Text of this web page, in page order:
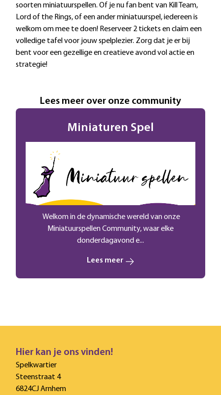
soorten miniatuurspellen. Of je nu fan bent van Kill Team,
Lord of the Rings, of een ander miniatuurspel, iedereen is
welkom om mee te doen! Reserveer 2 tickets en claim een
volledige tafel voor jouw spelplezier. Zorg dat je er bij
bent voor een gezellige en creatieve avond vol actie en
strategie!
Lees meer over onze community
Miniaturen Spel
Welkom in de dynamische wereld van onze
Miniatuurspellen Community, waar elke
donderdagavond e...
Lees meer
Hier kan je ons vinden!
Spelkwartier
Steenstraat 4
6824CJ Arnhem